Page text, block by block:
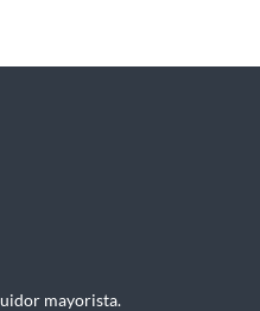
mayorista.